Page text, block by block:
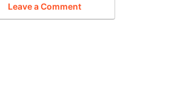
Leave a Comment